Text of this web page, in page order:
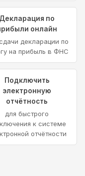
Декларация по
онлайн
декларации по
на прибыль в ФНС
Подключить
электронную
отчётность
для быстрого
к системе
отчётности